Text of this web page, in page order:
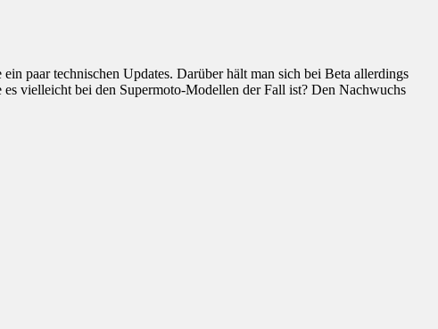
paar technischen Updates. Darüber hält man sich bei Beta allerdings
vielleicht bei den Supermoto-Modellen der Fall ist? Den Nachwuchs